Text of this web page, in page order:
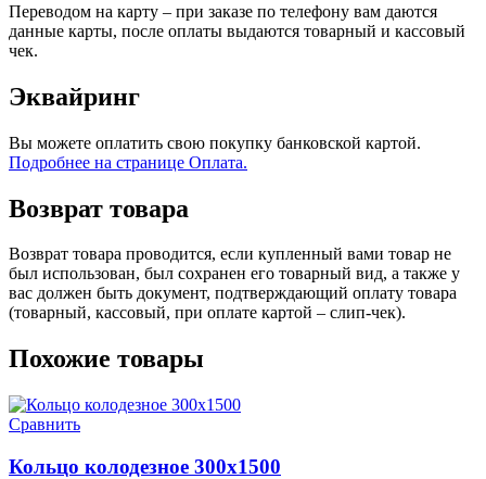
Переводом на карту – при заказе по телефону вам даются
данные карты, после оплаты выдаются товарный и кассовый
чек.
Эквайринг
Вы можете оплатить свою покупку банковской картой.
Подробнее на странице Оплата.
Возврат товара
Возврат товара проводится, если купленный вами товар не
был использован, был сохранен его товарный вид, а также у
вас должен быть документ, подтверждающий оплату товара
(товарный, кассовый, при оплате картой – слип-чек).
Похожие товары
Сравнить
Кольцо колодезное 300х1500